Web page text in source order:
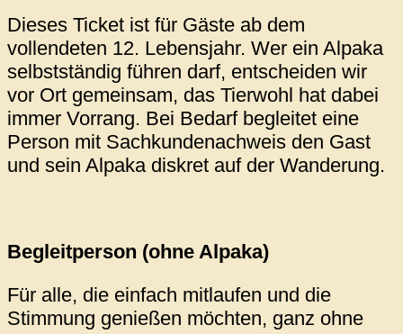
Dieses Ticket ist für Gäste ab dem
vollendeten 12. Lebensjahr. Wer ein Alpaka
selbstständig führen darf, entscheiden wir
vor Ort gemeinsam, das Tierwohl hat dabei
immer Vorrang. Bei Bedarf begleitet eine
Person mit Sachkundenachweis den Gast
und sein Alpaka diskret auf der Wanderung.
Begleitperson (ohne Alpaka)
Für alle, die einfach mitlaufen und die
Stimmung genießen möchten, ganz ohne